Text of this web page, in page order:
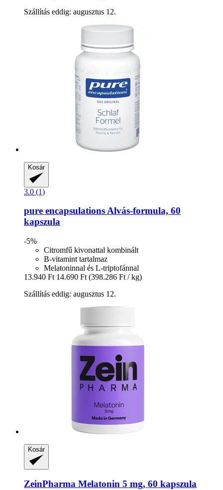
Szállítás eddig: augusztus 12.
Kosár
3.0 (1)
pure encapsulationsAlvás-​formula, 60
kapszula
-5%
Citromfű kivonattal kombinált
B-vitamint tartalmaz
Melatoninnal és L-triptofánnal
13.940 Ft 14.690 Ft (398.286 Ft / kg)
Szállítás eddig: augusztus 12.
Kosár
ZeinPharma Melatonin 5 mg, 60 kapszula